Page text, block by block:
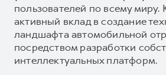
пользователей по всему миру.
активный вклад в создание
ландшафта автомобильной
посредством разработки
интеллектуальных платформ.